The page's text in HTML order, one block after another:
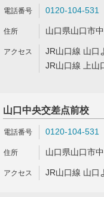
0120-104-531
山口県山口市
JR山口線 山口
JR山口線 上山
山口中央交差点前校
0120-104-531
山口県山口市
JR山口線 山口